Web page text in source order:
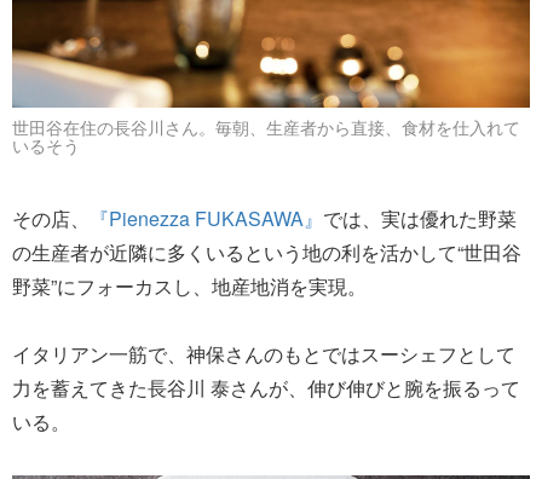
世田谷在住の長谷川さん。毎朝、生産者から直接、食材を仕入れて
いるそう
その店、 『Pienezza FUKASAWA』 では、実は優れた野菜
の生産者が近隣に多くいるという地の利を活かして“世田谷
野菜”にフォーカスし、地産地消を実現。
イタリアン一筋で、神保さんのもとではスーシェフとして
力を蓄えてきた長谷川 泰さんが、伸び伸びと腕を振るって
いる。